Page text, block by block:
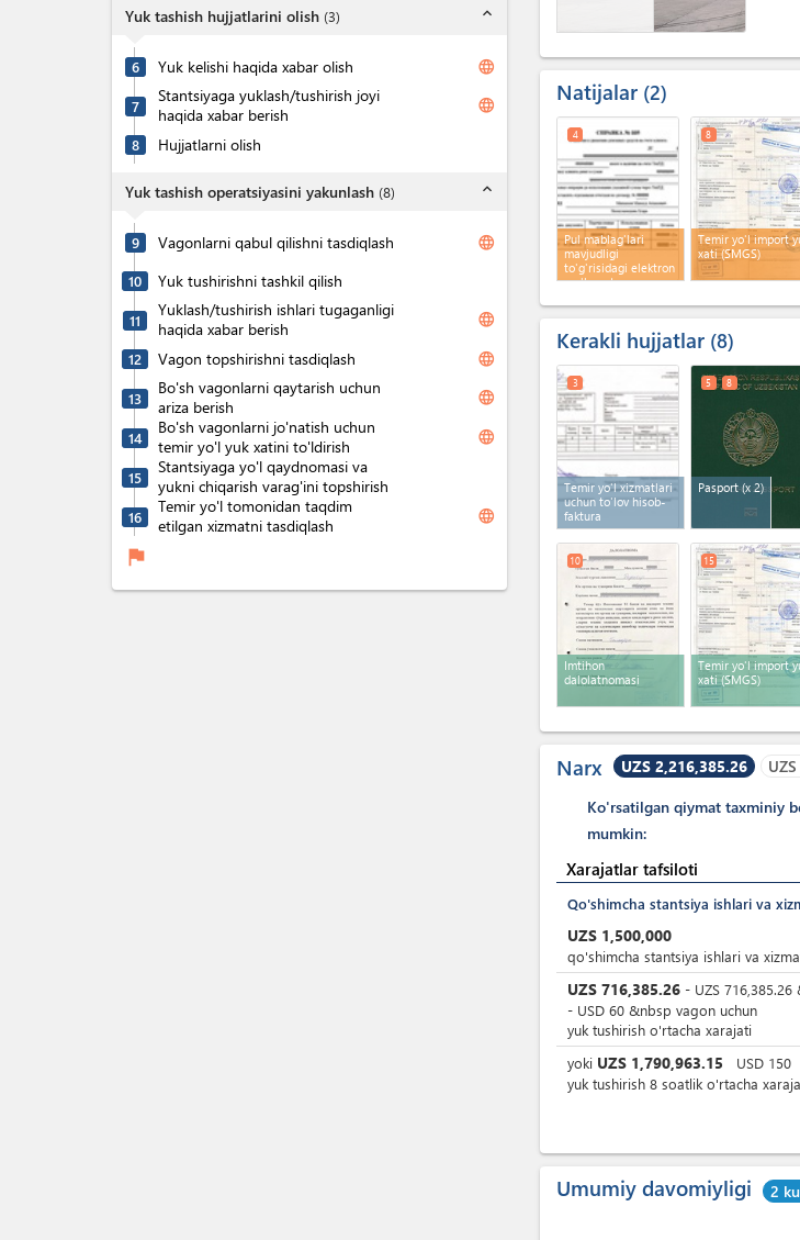
Yuk tashish hujjatlarini olish (3) expand_less
6 Yuk kelishi haqida xabar olish language
7
Stantsiyaga yuklash/tushirish joyi
haqida xabar berish
language
8 Hujjatlarni olish
Yuk tashish operatsiyasini yakunlash (8) expand_less
9 Vagonlarni qabul qilishni tasdiqlash language
10 Yuk tushirishni tashkil qilish
11
Yuklash/tushirish ishlari tugaganligi
haqida xabar berish
language
12 Vagon topshirishni tasdiqlash language
13
Bo'sh vagonlarni qaytarish uchun
ariza berish
language
14
Bo'sh vagonlarni jo'natish uchun
temir yo'l yuk xatini to'ldirish
language
15
Stantsiyaga yo'l qaydnomasi va
yukni chiqarish varag'ini topshirish
16
Temir yo'l tomonidan taqdim
etilgan xizmatni tasdiqlash
language
flag
Natijalar 2
Pul mablag'lari
mavjudligi
to'g'risidagi elektron
ma'lumotnoma
4
Temir yo'l import
xati (SMGS)
8
Kerakli hujjatlar 8
Temir yo'l xizmatlari
uchun to'lov hisob-
faktura
3
Pasport(x 2)
5 8
Imtihon
dalolatnomasi
10
Temir yo'l import
xati (SMGS)
15
Narx UZS 2,216,385.26 UZS
Ko'rsatilgan qiymat taxminiy
mumkin:
Xarajatlar tafsiloti
Qo'shimcha stantsiya ishlari va
UZS 1,500,000
qo'shimcha stantsiya ishlari va
UZS 716,385.26 - UZS 716,385.26
- USD 60 &nbsp vagon uchun
yuk tushirish o'rtacha xarajati
yoki UZS 1,790,963.15 USD 150
yuk tushirish 8 soatlik o'rtacha
Umumiy davomiyligi 2